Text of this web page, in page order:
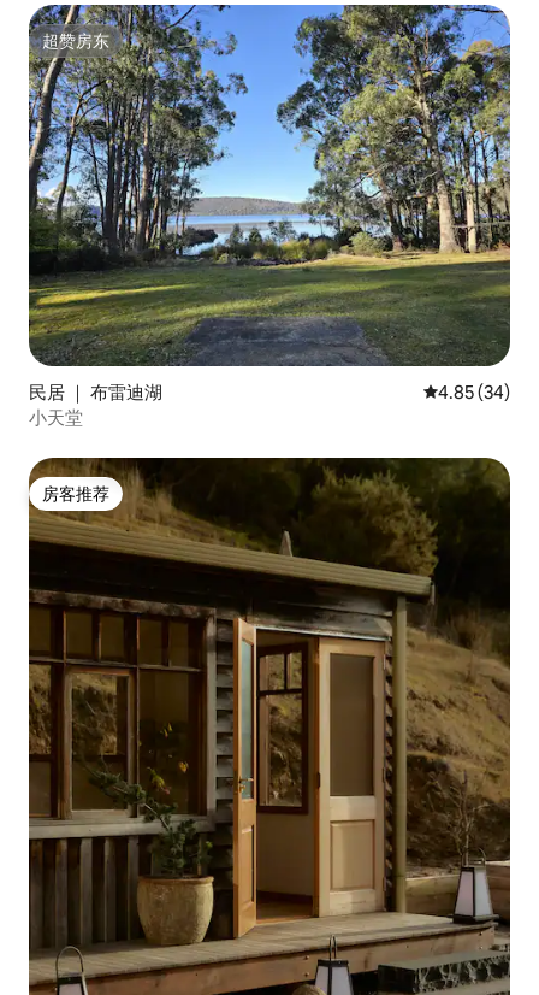
超赞房东
超赞房东
民居 ｜ 布雷迪湖 平均评分
4.85 (34)
小天堂
房客推荐
房客推荐